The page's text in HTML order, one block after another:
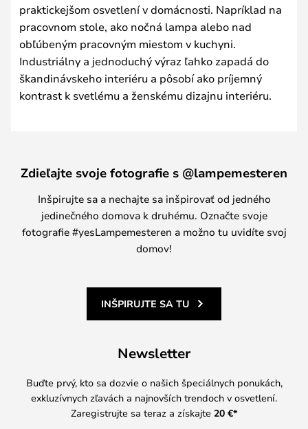
praktickejšom osvetlení v domácnosti. Napríklad na
pracovnom stole, ako nočná lampa alebo nad
obľúbeným pracovným miestom v kuchyni.
Industriálny a jednoduchý výraz ľahko zapadá do
škandinávskeho interiéru a pôsobí ako príjemný
kontrast k svetlému a ženskému dizajnu interiéru.
Zdieľajte svoje fotografie s @lampemesteren
Inšpirujte sa a nechajte sa inšpirovať od jedného
jedinečného domova k druhému. Označte svoje
fotografie #yesLampemesteren a možno tu uvidíte svoj
domov!
INŠPIRUJTE SA TU
Newsletter
Buďte prvý, kto sa dozvie o našich špeciálnych ponukách,
exkluzívnych zľavách a najnovších trendoch v osvetlení.
Zaregistrujte sa teraz a získajte 20 €*